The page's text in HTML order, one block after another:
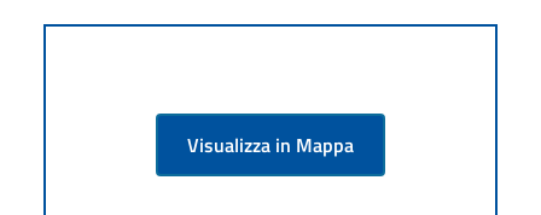
Visualizza in Mappa